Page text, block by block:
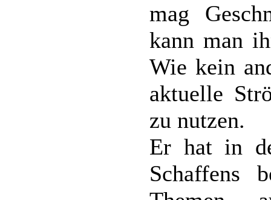
mag
kann man
Wie kein
aktuelle
zu nutzen.
Er hat in
Schaffens